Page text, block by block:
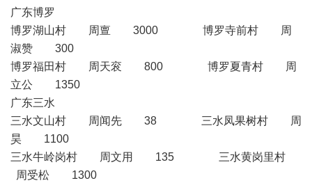
广东博罗
博罗湖山村 周亶 3000 博罗寺前村 周
淑赞 300
博罗福田村 周天衮 800 博罗夏青村 周
立公 1350
广东三水
三水文山村 周闻先 38 三水凤果树村 周
昊 1100
三水牛岭岗村 周文用 135 三水黄岗里村
周受松 1300